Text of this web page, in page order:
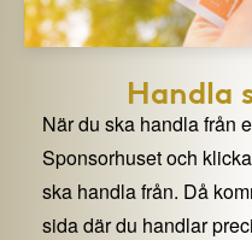
Handla
När du ska handla från
Sponsorhuset och
ska handla från. Då
sida där du handlar